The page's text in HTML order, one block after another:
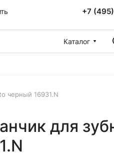
+7
Каталог
черный 16931.N
для